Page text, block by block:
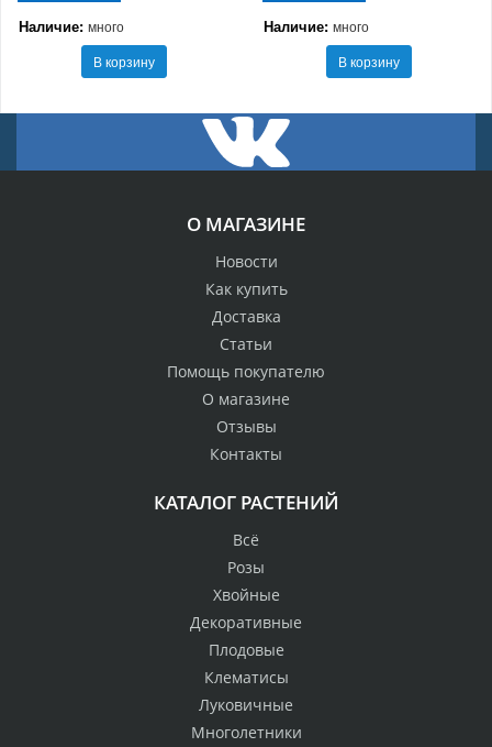
Наличие: много
В корзину
Наличие: много
В корзину
О МАГАЗИНЕ
Новости
Как купить
Доставка
Статьи
Помощь покупателю
О магазине
Отзывы
Контакты
КАТАЛОГ РАСТЕНИЙ
Всё
Розы
Хвойные
Декоративные
Плодовые
Клематисы
Луковичные
Многолетники